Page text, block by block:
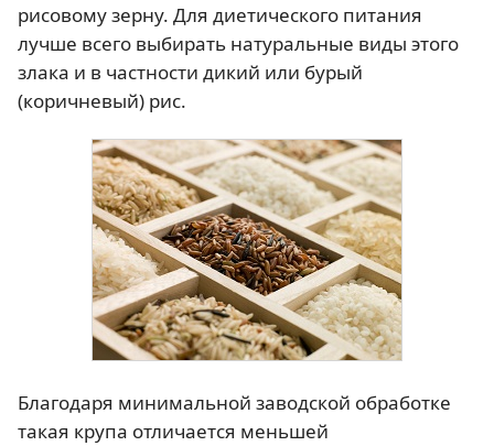
рисовому зерну. Для диетического питания
лучше всего выбирать натуральные виды этого
злака и в частности дикий или бурый
(коричневый) рис.
Благодаря минимальной заводской обработке
такая крупа отличается меньшей